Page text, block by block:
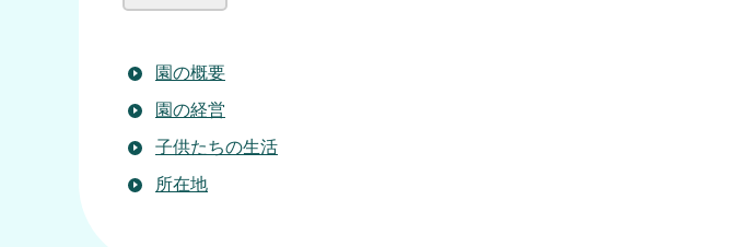
園の概要
園の経営
子供たちの生活
所在地